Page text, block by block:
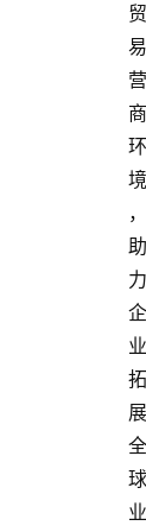
贸
易
营
商
环
境
，
助
力
企
业
拓
展
全
球
业